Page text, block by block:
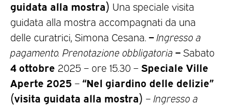
guidata alla mostra) Una speciale visita
guidata alla mostra accompagnati da una
delle curatrici, Simona Cesana. –Ingresso a
pagamento. Prenotazione obbligatoria –Sabato
4 ottobre 2025 – ore 15.30 –Speciale Ville
Aperte 2025 –“Nel giardino delle delizie”
(visita guidata alla mostra) –Ingresso a